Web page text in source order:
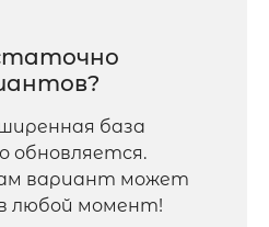
база
обновляется.
вариант может
любой момент!